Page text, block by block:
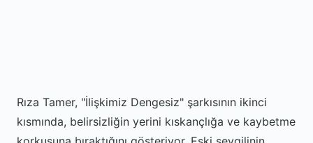
Rıza Tamer, "İlişkimiz Dengesiz" şarkısının ikinci
kısmında, belirsizliğin yerini kıskançlığa ve kaybetme